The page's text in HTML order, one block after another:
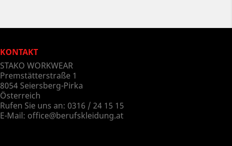
KONTAKT
STAKO WORKWEAR
Premstätterstraße 1
8054 Seiersberg-Pirka
Österreich
Rufen Sie uns an: 0316 / 24 15 15
E-Mail: office@berufskleidung.at